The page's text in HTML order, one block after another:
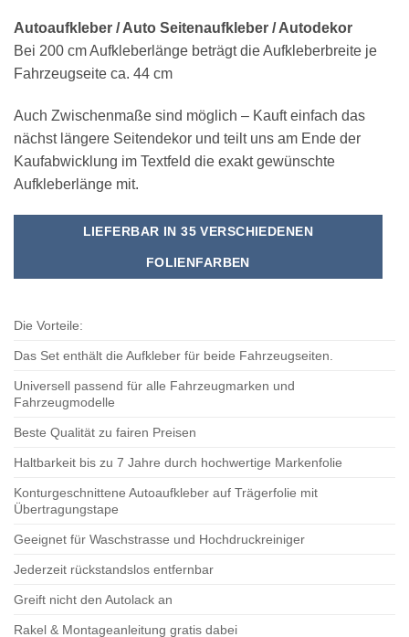
Autoaufkleber / Auto Seitenaufkleber / Autodekor
Bei 200 cm Aufkleberlänge beträgt die Aufkleberbreite je
Fahrzeugseite ca. 44 cm
Auch Zwischenmaße sind möglich – Kauft einfach das
nächst längere Seitendekor und teilt uns am Ende der
Kaufabwicklung im Textfeld die exakt gewünschte
Aufkleberlänge mit.
LIEFERBAR IN 35 VERSCHIEDENEN
FOLIENFARBEN
Die Vorteile:
Das Set enthält die Aufkleber für beide Fahrzeugseiten.
Universell passend für alle Fahrzeugmarken und
Fahrzeugmodelle
Beste Qualität zu fairen Preisen
Haltbarkeit bis zu 7 Jahre durch hochwertige Markenfolie
Konturgeschnittene Autoaufkleber auf Trägerfolie mit
Übertragungstape
Geeignet für Waschstrasse und Hochdruckreiniger
Jederzeit rückstandslos entfernbar
Greift nicht den Autolack an
Rakel & Montageanleitung gratis dabei